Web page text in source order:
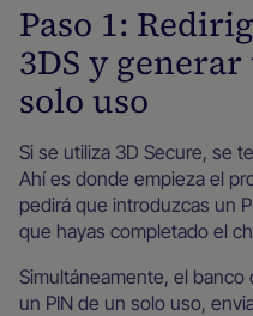
Paso 1:
3DS y
solo uso
Si se utiliza 3D Secure, se
Ahí es donde empieza el
pedirá que introduzcas un
que hayas completado el
Simultáneamente, el banco
un PIN de un solo uso,